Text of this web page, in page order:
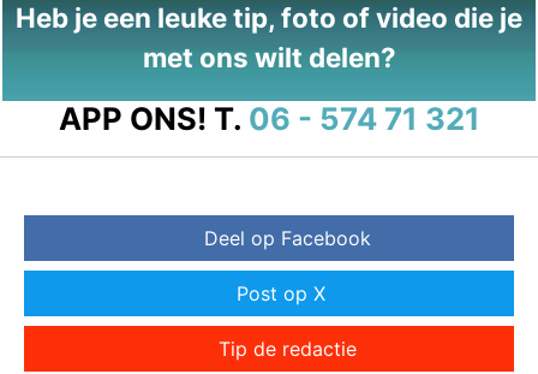
Heb je een leuke tip, foto of video die je
met ons wilt delen?
APP ONS! T. 06 - 574 71 321
Deel op Facebook
Post op X
Tip de redactie